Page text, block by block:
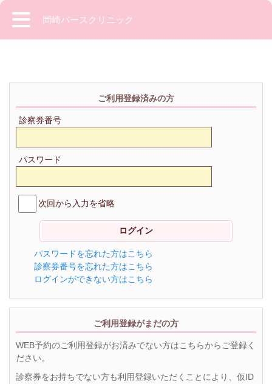
岡崎バースクリニック
ご利用登録済みの方
診察券番号
パスワード
次回から入力を省略
パスワードを忘れた方はこちら
診察券番号を忘れた方はこちら
ログインができない方はこちら
ご利用登録がまだの方
WEB予約のご利用登録がお済みでない方はこちらからご登録く
ださい。
診察券をお持ちでない方も利用登録いただくことにより、仮ID